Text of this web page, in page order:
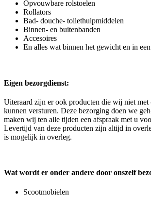
Opvouwbare rolstoelen
Rollators
Bad- douche- toilethulpmiddelen
Binnen- en buitenbanden
Accesoires
En alles wat binnen het gewicht en in
Eigen bezorgdienst:
Uiteraard zijn er ook producten die wij niet met
kunnen versturen. Deze bezorging doen we
maken wij ten alle tijden een afspraak met u
Levertijd van deze producten zijn altijd in
is mogelijk in overleg.
Wat wordt er onder andere door onszelf
Scootmobielen